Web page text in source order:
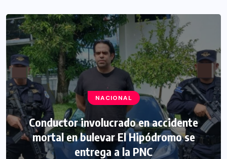
NACIONAL
Conductor involucrado en accidente
mortal en bulevar El Hipódromo se
entrega a la PNC